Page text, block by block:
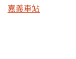
嘉義車站